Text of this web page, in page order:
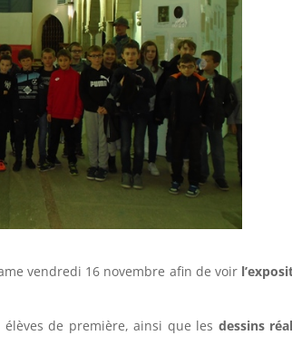
vendredi 16 novembre afin de voir
de première, ainsi que les dessins